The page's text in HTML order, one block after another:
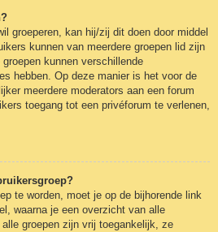
groeperen, kan hij/zij dit doen door middel
kunnen van meerdere groepen lid zijn
kunnen verschillende
hebben. Op deze manier is het voor de
meerdere moderators aan een forum
toegang tot een privéforum te verlenen,
te worden, moet je op de bijhorende link
waarna je een overzicht van alle
groepen zijn vrij toegankelijk, ze